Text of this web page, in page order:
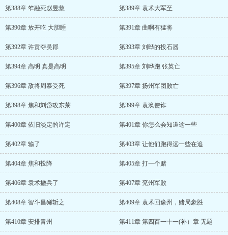
第388章 笮融死赵昱救 第389章 袁术大军至
第390章 放开吃 大胆睡 第391章 曲啊有猛将
第392章 许贡夺吴郡 第393章 刘晔的投石器
第394章 高明 真是高明 第395章 刘晔跑 张英亡
第396章 敌将周泰受死 第397章 扬州军团败亡
第398章 焦和刘岱攻东莱 第399章 袁涣使诈
第400章 依旧淡定的许定 第401章 你怎么会知道这一些
第402章 输了 第403章 让他们跑得远一些在追
第404章 焦和投降 第405章 打一个赌
第406章 袁术撤兵了 第407章 兖州军败
第408章 智斗昌豨斩之 第409章 袁术回豫州，赌局豪胜
第410章 安排青州 第411章 第四百一十一(补）章 无题